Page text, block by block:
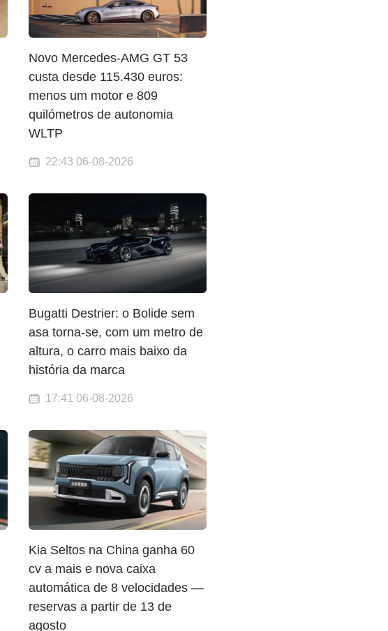
Novo Mercedes-AMG GT 53
custa desde 115.430 euros:
menos um motor e 809
quilómetros de autonomia
WLTP
22:43 06-08-2026
Bugatti Destrier: o Bolide sem
asa torna-se, com um metro de
altura, o carro mais baixo da
história da marca
17:41 06-08-2026
Kia Seltos na China ganha 60
cv a mais e nova caixa
automática de 8 velocidades —
reservas a partir de 13 de
agosto